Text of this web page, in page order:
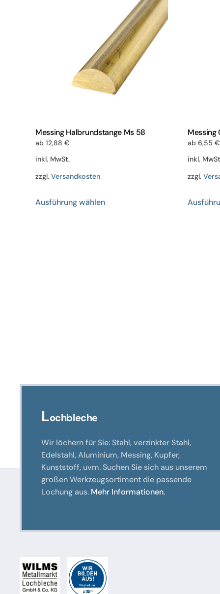
Optionen
können
auf
der
Produktseite
gewählt
Messing Halbrundstange Ms 58
ab 12,88 €
inkl. MwSt.
zzgl. Versandkosten
Ausführung wählenProdukt
Messing
ab 6,55 €
inkl.
zzgl.
Lochbleche
Wir löchern für Sie: Stahl, verzinkter Stahl,
Edelstahl, Aluminium, Messing, Kupfer,
Kunststoff, uvm. Suchen Sie sich aus unserem
großen Werkzeugsortiment die passende
Lochung aus. Mehr Informationen.